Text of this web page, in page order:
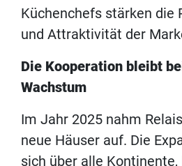
Küchenchefs stärken die
und Attraktivität der
Die Kooperation bleibt
Wachstum
Im Jahr 2025 nahm
neue Häuser auf. Die
sich über alle